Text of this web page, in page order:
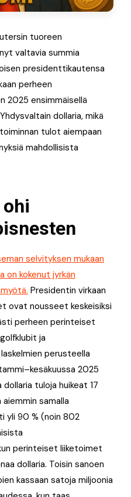
tuoreen
valtavia summia
presidenttikautensa
perheen
ensimmäisellä
dollaria, mikä
tulot aiempaan
mahdollisista
selvityksen mukaan
on kokenut jyrkän
Presidentin virkaan
ovat nousseet keskeisiksi
perheen perinteiset
ja
perusteella
2025
tuloja huikeat 17
samalla
yli 90 % (noin 802
perinteiset liiketoimet
dollaria. Toisin sanoen
kassaan satoja miljoonia